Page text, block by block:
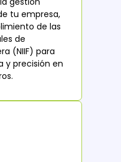
tu empresa,
de las
de
(NIIF) para
y precisión en